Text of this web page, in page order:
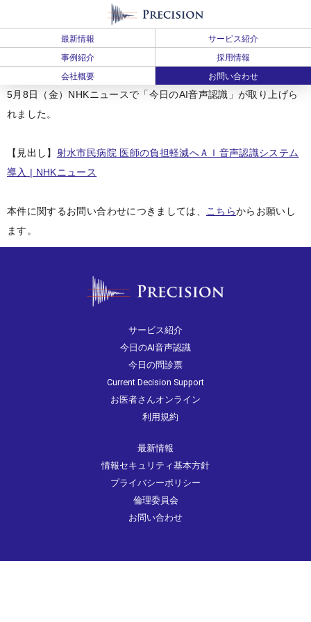
最新情報
サービス紹介
事例紹介
採用情報
会社概要
お問い合わせ
5月8日（金）NHKニュースで「今日のAI音声認識」が取り上げら
れました。
【見出し】 射水市民病院 医師の負担軽減へＡＩ音声認識システム
導入 | NHKニュース
本件に関するお問い合わせにつきましては、 こちらからお願いし
ます。
サービス紹介
今日のAI音声認識
今日の問診票
Current Decision Support
お医者さんオンライン
利用規約
最新情報
情報セキュリティ基本方針
プライバシーポリシー
倫理委員会
お問い合わせ